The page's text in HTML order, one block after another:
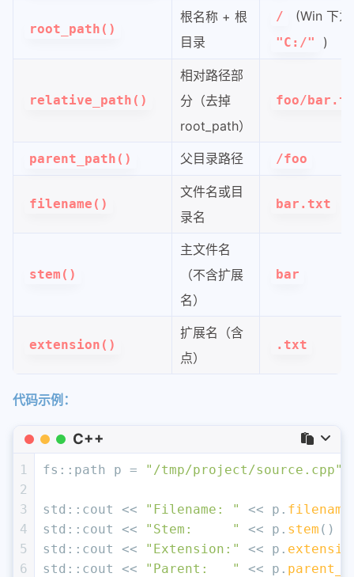
root_path()
根名称 + 根
目录
/ (Win 下为
"C:/" )
relative_path()
相对路径部
分（去掉
root_path）
foo/
parent_path() 父目录路径 /foo
filename()
文件名或目
录名
bar.txt
stem()
主文件名
（不含扩展
名）
bar
extension()
扩展名（含
点）
.txt
代码示例：
C++
1
2
3
4
5
6
fs::path p = "/tmp/project/source.cpp"
std::cout << "Filename: " << p. filename
std::cout <<
"Stem:     " << p. stem ()
std::cout <<
"Extension:" << p.
std::cout <<
"Parent:   " << p.